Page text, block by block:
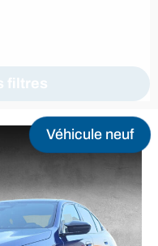
filtres
Véhicule neuf